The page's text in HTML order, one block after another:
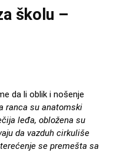
školu –
da li oblik i nošenje
ranca su anatomski
leđa, obložena su
da vazduh cirkuliše
se premešta sa